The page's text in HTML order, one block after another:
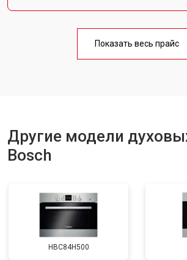
Показать весь прайс
Другие модели
Bosch
HBC84H500